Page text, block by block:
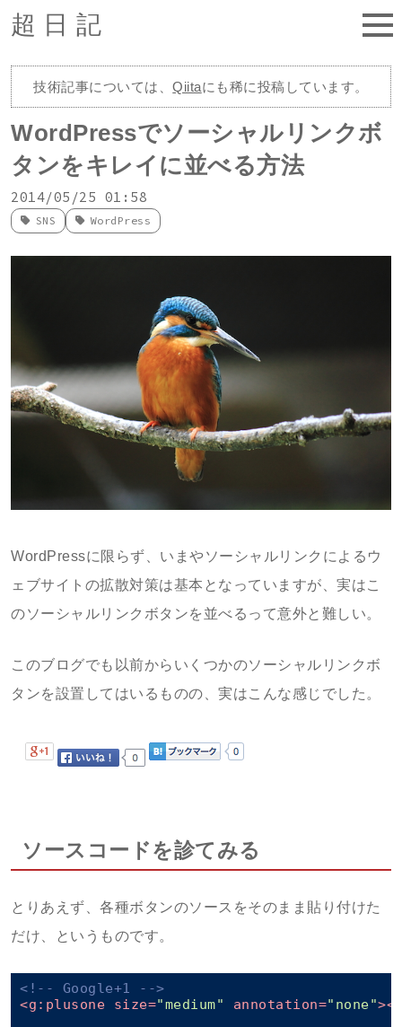
超日記
技術記事については、Qiitaにも稀に投稿しています。
WordPressでソーシャルリンクボ
タンをキレイに並べる方法
2014/05/25 01:58
SNS WordPress
WordPressに限らず、いまやソーシャルリンクによるウ
ェブサイトの拡散対策は基本となっていますが、実はこ
のソーシャルリンクボタンを並べるって意外と難しい。
このブログでも以前からいくつかのソーシャルリンクボ
タンを設置してはいるものの、実はこんな感じでした。
ソースコードを診てみる
とりあえず、各種ボタンのソースをそのまま貼り付けた
だけ、というものです。
<!-- Google+1 -->
<g:plusone size="medium" annotation="none">